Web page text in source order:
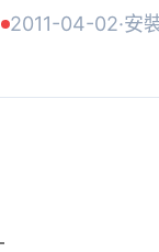
頁面的人。是
2011-04-02·安